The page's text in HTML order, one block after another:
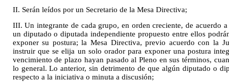
II. Serán leídos por un Secretario de la Mesa Directiva;
III. Un integrante de cada grupo, en orden creciente, de acuerdo
un diputado o diputada independiente propuesto entre ellos
exponer su postura; la Mesa Directiva, previo acuerdo con la
instruir que se elija un solo orador para exponer una postura
vencimiento de plazo hayan pasado al Pleno en sus términos,
lo general. Lo anterior, sin detrimento de que algún diputado o
respecto a la iniciativa o minuta a discusión;